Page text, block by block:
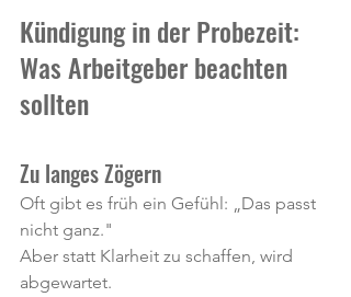
Kündigung in der Probezeit:
Was Arbeitgeber beachten
sollten
Zu langes Zögern
Oft gibt es früh ein Gefühl: „Das passt
nicht ganz."
Aber statt Klarheit zu schaffen, wird
abgewartet.